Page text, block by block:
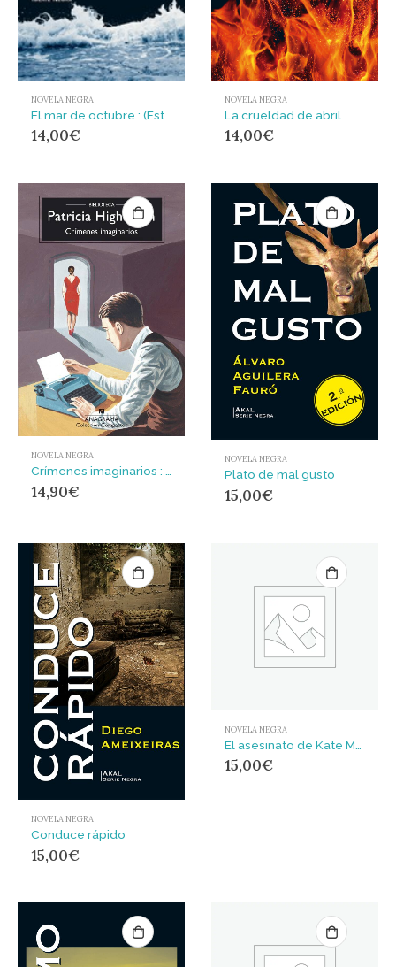
NOVELA NEGRA
14,00€
NOVELA NEGRA
La crueldad de abril
14,00€
NOVELA NEGRA
14,90€
NOVELA NEGRA
Plato de mal gusto
15,00€
NOVELA NEGRA
Conduce rápido
15,00€
NOVELA NEGRA
15,00€